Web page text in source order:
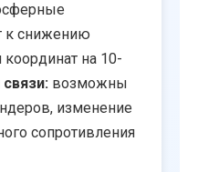
к снижению
координат на 10-
возможны
изменение
сопротивления